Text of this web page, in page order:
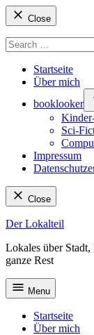
Close
for:
Startseite
Über mich
booklooker
Sci-
Impressum
Close
Skip
content
Der Lokalteil
Lokales über
ganze Rest
Menu
Startseite
Über mich